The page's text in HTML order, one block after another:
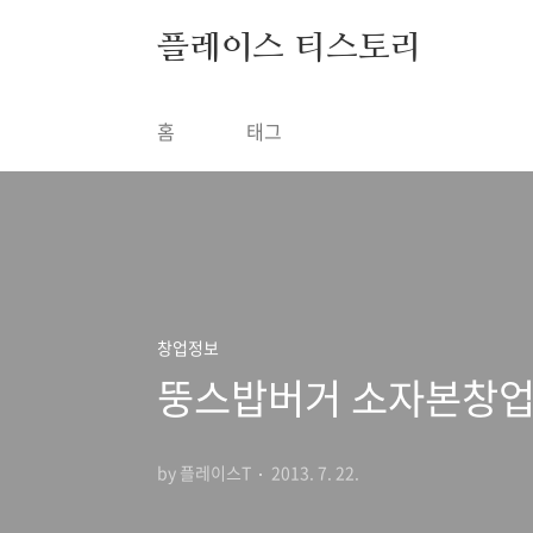
플레이스 티스토리
홈 태그
창업정보
뚱스밥버거 소자본창
by 플레이스T 2013. 7. 22.